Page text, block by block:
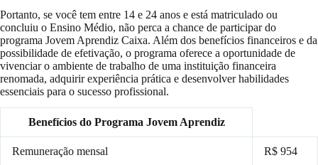
Portanto, se você tem entre 14 e 24 anos e está matriculado ou
concluiu o Ensino Médio, não perca a chance de participar do
programa Jovem Aprendiz Caixa. Além dos benefícios financeiros e da
possibilidade de efetivação, o programa oferece a oportunidade de
vivenciar o ambiente de trabalho de uma instituição financeira
renomada, adquirir experiência prática e desenvolver habilidades
essenciais para o sucesso profissional.
Benefícios do Programa Jovem Aprendiz
Remuneração mensal R$ 954